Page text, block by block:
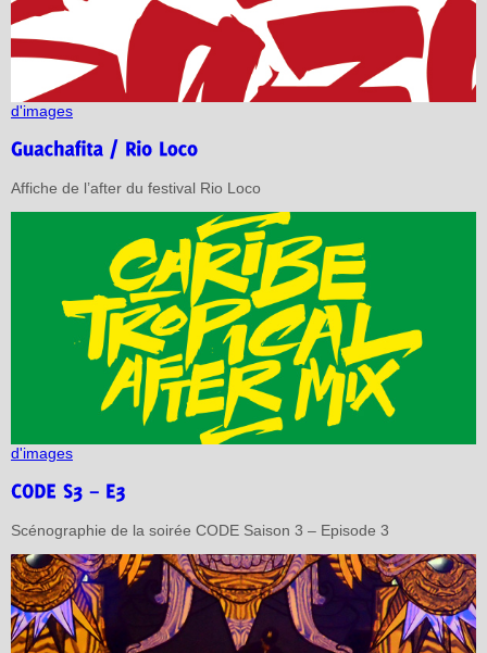
d'images
Affiche de l’after du festival Rio Loco
d'images
Scénographie de la soirée CODE Saison 3 – Episode 3